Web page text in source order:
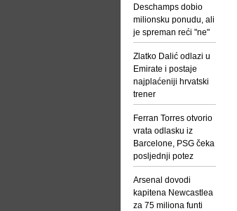
Deschamps dobio
milionsku ponudu, ali
je spreman reći "ne"
Zlatko Dalić odlazi u
Emirate i postaje
najplaćeniji hrvatski
trener
Ferran Torres otvorio
vrata odlasku iz
Barcelone, PSG čeka
posljednji potez
Arsenal dovodi
kapitena Newcastlea
za 75 miliona funti